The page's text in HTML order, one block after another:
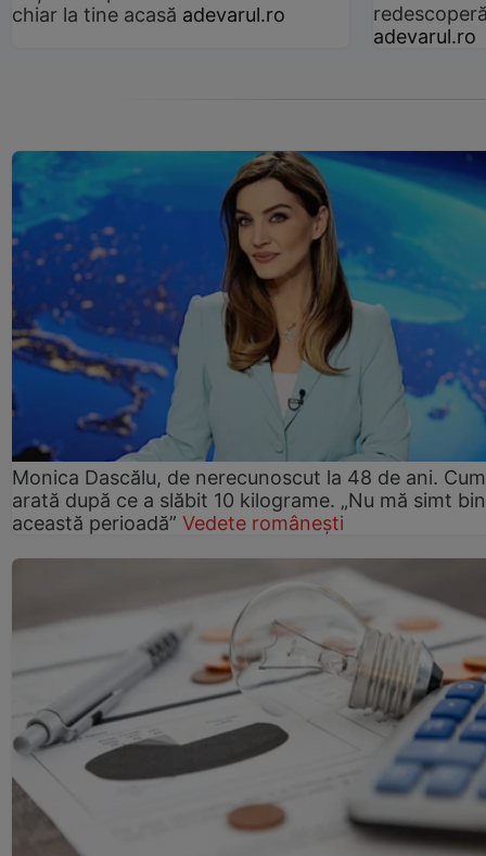
chiar la tine acasă adevarul.ro
adevarul.ro
Monica Dascălu, de nerecunoscut la 48 de ani. Cum
arată după ce a slăbit 10 kilograme. „Nu mă simt
această perioadă” Vedete românești